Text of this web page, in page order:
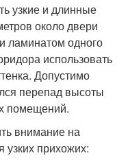
узкие и длинные
около двери
ламинатом одного
использовать
Допустимо
перепад высоты
помещений.
внимание на
узких прихожих: